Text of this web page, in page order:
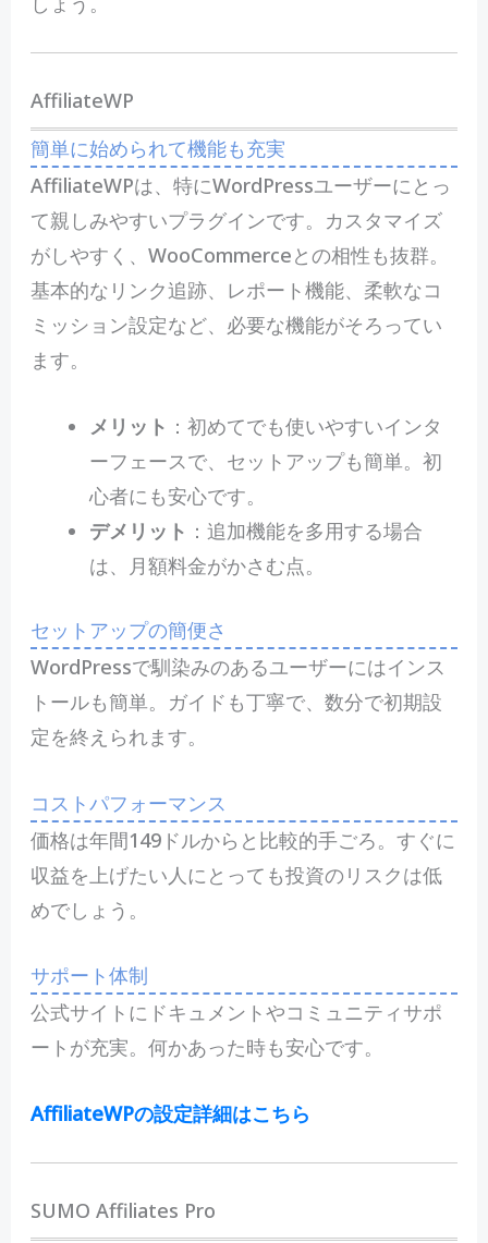
AffiliateWP
簡単に始められて機能も充実
AffiliateWPは、特にWordPressユーザーにとっ
て親しみやすいプラグインです。カスタマイズ
がしやすく、WooCommerceとの相性も抜群。
基本的なリンク追跡、レポート機能、柔軟なコ
ミッション設定など、必要な機能がそろってい
ます。
メリット ：初めてでも使いやすいインタ
ーフェースで、セットアップも簡単。初
心者にも安心です。
デメリット ：追加機能を多用する場合
は、月額料金がかさむ点。
セットアップの簡便さ
WordPressで馴染みのあるユーザーにはインス
トールも簡単。ガイドも丁寧で、数分で初期設
定を終えられます。
コストパフォーマンス
価格は年間149ドルからと比較的手ごろ。すぐに
収益を上げたい人にとっても投資のリスクは低
めでしょう。
サポート体制
公式サイトにドキュメントやコミュニティサポ
ートが充実。何かあった時も安心です。
AffiliateWPの設定詳細はこちら
SUMO Affiliates Pro